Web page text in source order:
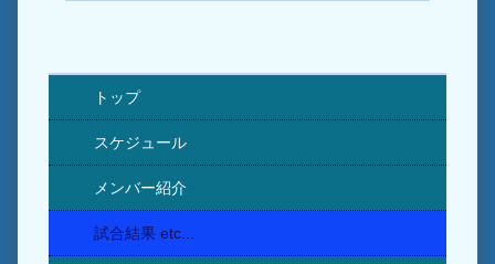
トップ
スケジュール
メンバー紹介
試合結果 etc...